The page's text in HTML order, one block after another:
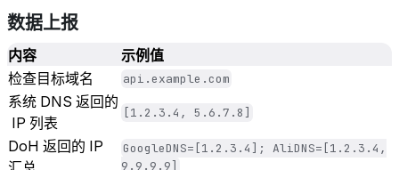
数据上报
内容
示例值
检查目标域名
api.example.com
系统 DNS 返回的
IP 列表
[1.2.3.4, 5.6.7.8]
DoH 返回的 IP
GoogleDNS=[1.2.3.4]; AliDNS=[1.2.3.4,
9.9.9.9]